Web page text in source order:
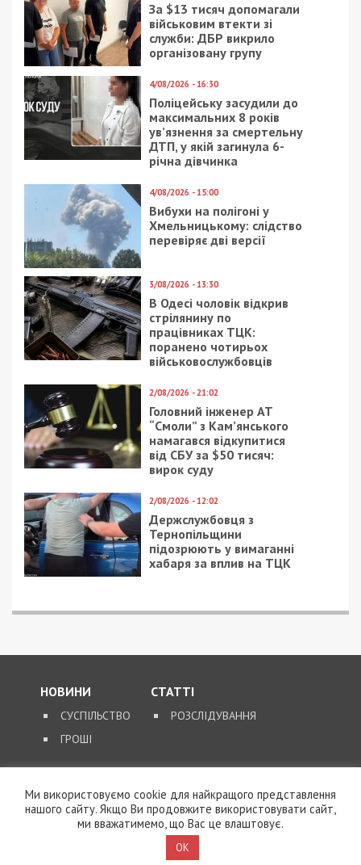
За $13 тисяч допомагали
військовим втекти зі
служби: ДБР викрило
організовану групу
4/08/2026 - 16:30
Поліцейську засудили до
максимальних 8 років
ув’язнення за смертельну
ДТП, у якій загинула 6-
річна дівчинка
4/08/2026 - 15:00
Вибухи на полігоні у
Хмельницькому: слідство
перевіряє дві версії
3/08/2026 - 13:30
В Одесі чоловік відкрив
стрілянину по
працівниках ТЦК:
поранено чотирьох
військовослужбовців
2/08/2026 - 21:02
Головний інженер АТ
“Смоли” з Кам’янського
намагався відкупитися
від СБУ за $50 тисяч:
вирок суду
2/08/2026 - 12:02
Держслужбовця з
Тернопільщини
підозрюють у вимаганні
хабаря за вплив на ТЦК
НОВИНИ
СУСПІЛЬСТВО
ГРОШІ
СТАТТІ
РОЗСЛІДУВАННЯ
КОНТАКТИ
Ми використовуємо cookie для найкращого представлення
нашого сайту. Якщо Ви продовжите використовувати сайт,
ми вважатимемо, що Вас це влаштовує.
OK